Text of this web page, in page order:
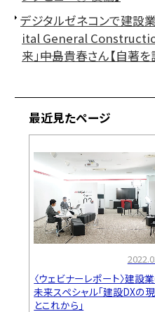
デジタルゼネコンで建設
ital General
来」――中島貴春さん【自著
最近見たページ
〈ウェビナーレポート〉建設
未来スペシャル「建設DXの
とこれから」